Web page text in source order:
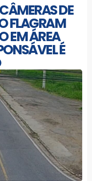
DE
FLAGRAM
EM ÁREA
É